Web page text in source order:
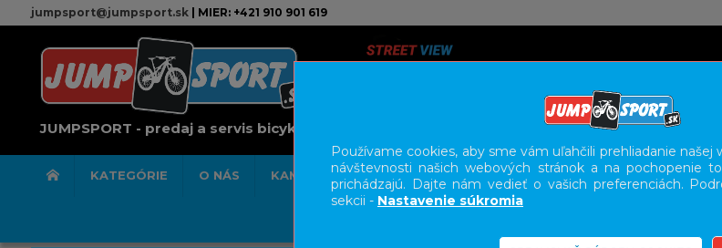
jumpsport@jumpsport.sk| MIER: +421 910 901 619
JUMPSPORT - predaj a servis bicyklov
KATEGÓRIE O NÁS KAMENNÁ PREDAJNA SERVIS SLUŽBY KARIÉRA
Používame cookies, aby sme vám uľahčili prehliadanie našej
návštevnosti našich webových stránok a na pochopenie
prichádzajú. Dajte nám vedieť o vašich preferenciách.
sekcii - Nastavenie súkromia